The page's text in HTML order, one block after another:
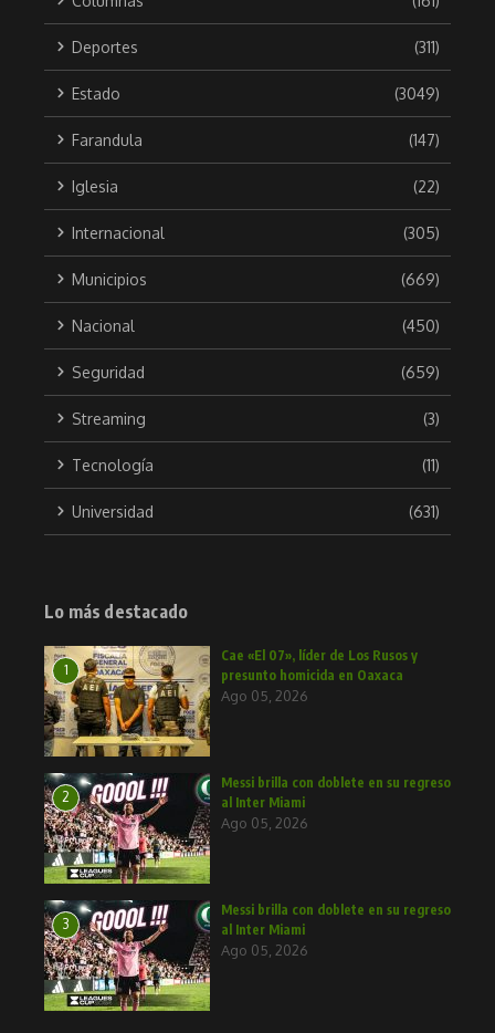
Deportes (311)
Estado (3049)
Farandula (147)
Iglesia (22)
Internacional (305)
Municipios (669)
Nacional (450)
Seguridad (659)
Streaming (3)
Tecnología (11)
Universidad (631)
Lo más destacado
1
Cae «El 07», líder de Los Rusos y
presunto homicida en Oaxaca
Ago 05, 2026
2
Messi brilla con doblete en su regreso
al Inter Miami
Ago 05, 2026
3
Messi brilla con doblete en su regreso
al Inter Miami
Ago 05, 2026